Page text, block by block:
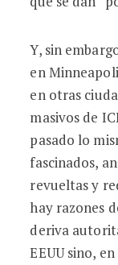
Y, sin
en
en otras
masivos de
pasado lo
fascinados,
revueltas y
hay razones
deriva
EEUU sino,